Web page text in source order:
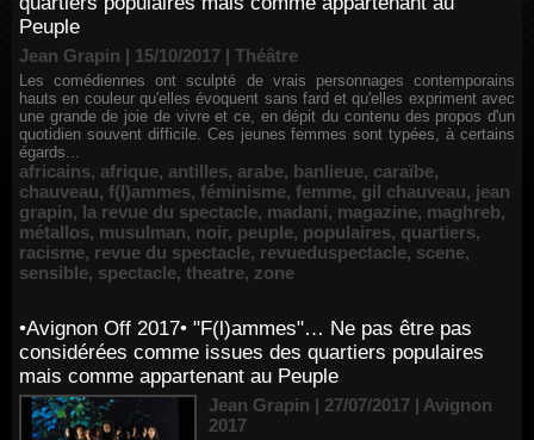
Peuple
Jean Grapin | 15/10/2017 | Théâtre
Les comédiennes ont sculpté de vrais personnages contemporains
hauts en couleur qu'elles évoquent sans fard et qu'elles expriment avec
une grande de joie de vivre et ce, en dépit du contenu des propos d'un
quotidien souvent difficile. Ces jeunes femmes sont typées, à certains
égards...
africains, afrique, antilles, arabe, banlieue, caraïbe,
chauveau, f(l)ammes, féminisme, femme, gil chauveau, jean
grapin, la revue du spectacle, madani, magazine, maghreb,
métallos, musulman, noir, peuple, populaires, quartiers,
racisme, revue du spectacle, revueduspectacle, scene,
sensible, spectacle, theatre, zone
•Avignon Off 2017• "F(l)ammes"… Ne pas être pas
considérées comme issues des quartiers populaires
mais comme appartenant au Peuple
Jean Grapin | 27/07/2017 | Avignon
2017